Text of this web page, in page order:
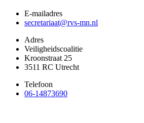
E-mailadres
secretariaat@rvs-mn.nl
Adres
Veiligheidscoalitie
Kroonstraat 25
3511 RC Utrecht
Telefoon
06-14873690